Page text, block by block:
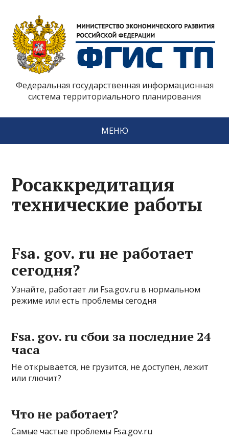
Федеральная государственная информационная
система территориального планирования
МЕНЮ
Росаккредитация
технические работы
Fsa. gov. ru не работает
сегодня?
Узнайте, работает ли Fsa.gov.ru в нормальном
режиме или есть проблемы сегодня
Fsa. gov. ru сбои за последние 24
часа
Не открывается, не грузится, не доступен, лежит
или глючит?
Что не работает?
Самые частые проблемы Fsa.gov.ru